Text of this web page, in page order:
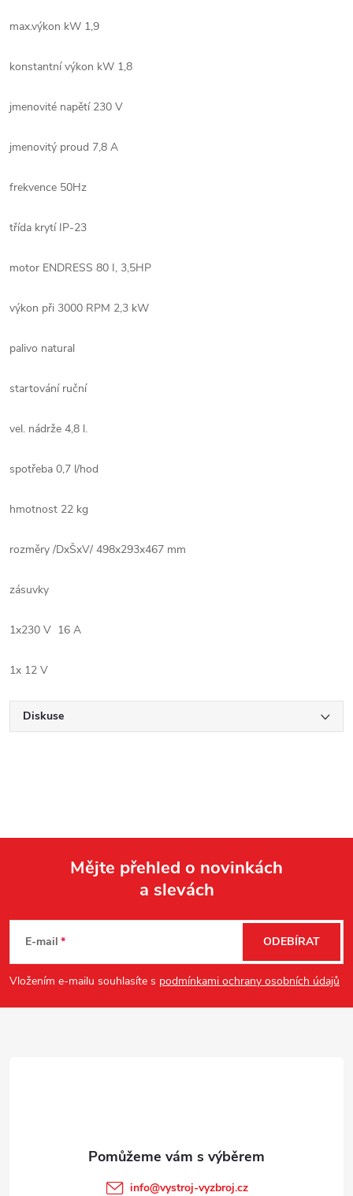
max.výkon kW 1,9
konstantní výkon kW 1,8
jmenovité napětí 230 V
jmenovitý proud 7,8 A
frekvence 50Hz
třída krytí IP-23
motor ENDRESS 80 I, 3,5HP
výkon při 3000 RPM 2,3 kW
palivo natural
startování ruční
vel. nádrže 4,8 l.
spotřeba 0,7 l/hod
hmotnost 22 kg
rozměry /DxŠxV/ 498x293x467 mm
zásuvky
1x230 V 16 A
1x 12 V
Diskuse
p
a
Mějte přehled o novinkách
a slevách
E-mail
Vložením e-mailu souhlasíte s podmínkami ochrany osobních údajů
ODEBÍRAT
info@vystroj-vyzbroj.cz